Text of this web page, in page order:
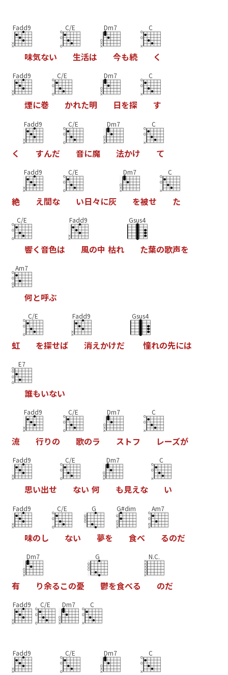
Fadd9
味気ない
C/E
生活は
Dm7
今も続
C
く
Fadd9
煙に巻
C/E
かれた明
Dm7
日を探
C
す
く
Fadd9
すんだ
C/E
音に魔
Dm7
法かけ
C
て
絶
Fadd9
え間な
C/E
い日々に灰
Dm7
を被せ
C
た
C/E
響く音色は
Fadd9
風の中 枯れ
Gsus4
た葉の歌声を
Am7
何と呼ぶ
虹
C/E
を探せば
Fadd9
消えかけだ
Gsus4
憧れの先には
E7
誰もいない
流
Fadd9
行りの
C/E
歌のラ
Dm7
ス トフ
C
レーズが
Fadd9
思い出せ
C/E
ない 何
Dm7
も見えな
C
い
Fadd9
味のし
C/E
ない
G
夢を
G#dim
食べ
Am7
るのだ
有
Dm7
り余るこの憂
G
鬱を食べる
N.C.
のだ
Fadd9 C/E Dm7 C
Fadd9 C/E Dm7 C